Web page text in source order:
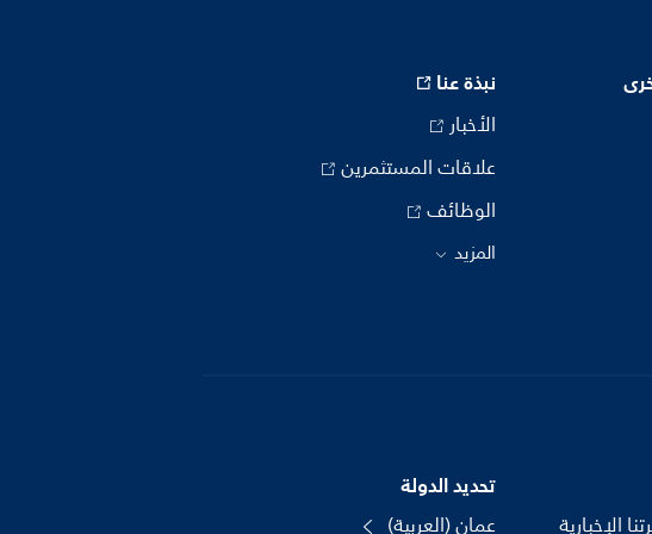
نبذة عنا
الأخبار
علاقات المستثمرين
الوظائف
المزيد
الإخبارية
تحديد الدولة
عمان (العربية)